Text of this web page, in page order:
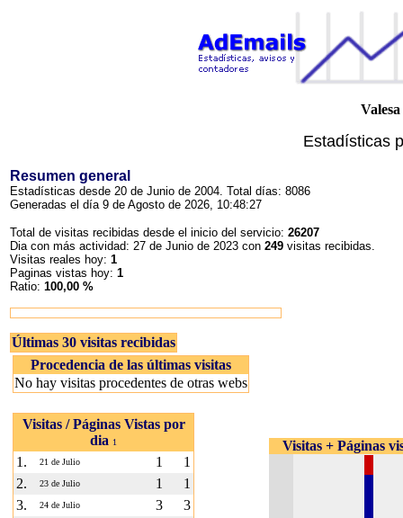
Estadísticas
Resumen general
Estadísticas desde 20 de Junio de 2004. Total días: 8086
Generadas el día 9 de Agosto de 2026, 10:48:27
Total de visitas recibidas desde el inicio del servicio: 26207
Dia con más actividad: 27 de Junio de 2023 con 249 visitas recibidas.
Visitas reales hoy: 1
Paginas vistas hoy: 1
Ratio: 100,00 %
Últimas 30 visitas recibidas
Procedencia de las últimas visitas
No hay visitas procedentes de otras webs
Visitas / Páginas Vistas por
dia 1
1. 21 de Julio 1
1
2.
23 de Julio 1
1
3.
24 de Julio 3
3
Visitas + Páginas